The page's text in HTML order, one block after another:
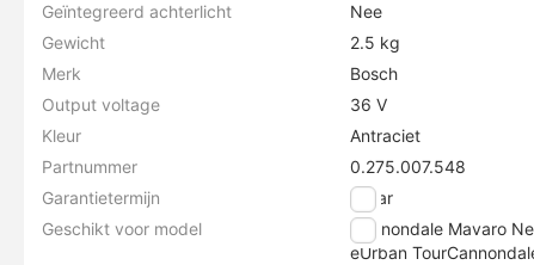
Geïntegreerd achterlicht
Nee
Gewicht
2.5 kg
Merk
Bosch
Output voltage
36 V
Kleur
Antraciet
Partnummer
0.275.007.548
Garantietermijn
2 jaar
Geschikt voor model
Cannondale Mavaro
eUrban